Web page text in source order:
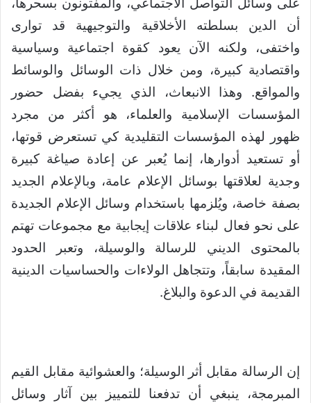
على وسائل التواصل الاجتماعي، والمفتونون بسحرها،
أن الدين بسلطته الأخلاقية والتوجيهية قد توارى
واختفى، ولكنه الآن يعود كقوة اجتماعية وسياسية
واقتصادية كبيرة، ومن خلال ذات الوسائل والوسائط
والمواقع. وهذا الانبعاث، الذي يجيء بفضل حضور
المؤسسات الإسلامية والعلماء، هو أكثر من مجرد
ظهور لهذه المؤسسات التقليدية كي تستعرض قوتها،
أو تستعيد أدوارها، إنما يُعبر عن إعادة صياغة كبيرة
وجدية لعلاقتها بوسائل الإعلام عامة، وبالإعلام الجديد
بصفة خاصة، ويُلزمها باستخدام وسائل الإعلام الجديدة
على نحو فعال لبناء علاقات إيجابية مع مجموعات تهتم
بالمحتوى الديني للرسالة والوسيلة، وتعبر الحدود
المقيدة سابقاً، وتتجاهل الولاءات والحساسيات الدينية
القديمة في الدعوة والبلاغ.
إن الرسالة مقابل ​​أثر الوسيلة؛ والعشوائية مقابل القيم
المبرمجة، ينبغي أن تدفعنا للتمييز بين آثار وسائل